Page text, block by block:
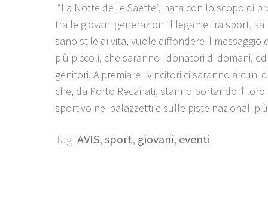
“La Notte delle Saette”, nata con lo scopo di
tra le giovani generazioni il legame tra sport,
sano stile di vita, vuole diffondere il messaggio
più piccoli, che saranno i donatori di domani,
genitori. A premiare i vincitori ci saranno alcuni
che, da Porto Recanati, stanno portando il
sportivo nei palazzetti e sulle piste nazionali
Tag: AVIS, sport, giovani, eventi